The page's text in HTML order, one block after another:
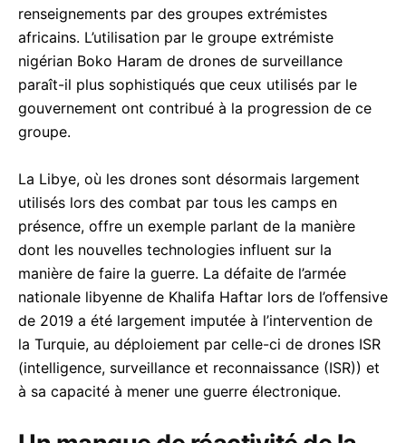
renseignements par des groupes extrémistes
africains. L’utilisation par le groupe extrémiste
nigérian Boko Haram de drones de surveillance
paraît-il plus sophistiqués que ceux utilisés par le
gouvernement ont contribué à la progression de ce
groupe.
La Libye, où les drones sont désormais largement
utilisés lors des combat par tous les camps en
présence, offre un exemple parlant de la manière
dont les nouvelles technologies influent sur la
manière de faire la guerre. La défaite de l’armée
nationale libyenne de Khalifa Haftar lors de l’offensive
de 2019 a été largement imputée à l’intervention de
la Turquie, au déploiement par celle-ci de drones ISR
(intelligence, surveillance et reconnaissance (ISR)) et
à sa capacité à mener une guerre électronique.